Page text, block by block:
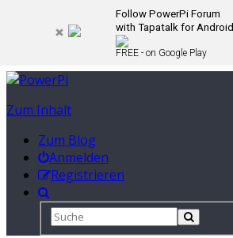
Follow PowerPi Forum
with Tapatalk for Android
FREE - on Google Play
Zum Inhalt
Zum Blog
Anmelden
Registrieren